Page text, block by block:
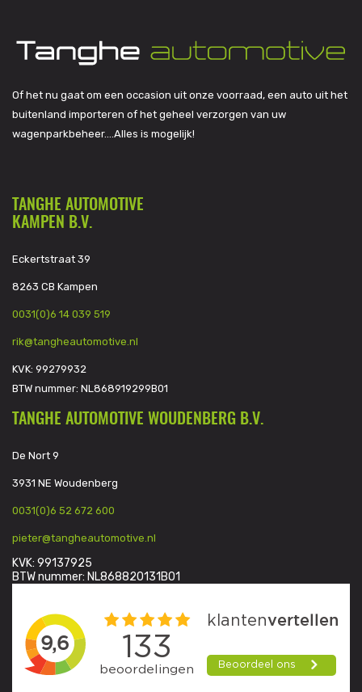
Of het nu gaat om een occasion uit onze voorraad, een auto uit het
buitenland importeren of het geheel verzorgen van uw
wagenparkbeheer….Alles is mogelijk!
TANGHE AUTOMOTIVE
KAMPEN B.V.
Eckertstraat 39
8263 CB Kampen
0031(0)6 14 039 519
rik@tangheautomotive.nl
KVK: 99279932
BTW nummer: NL868919299B01
TANGHE AUTOMOTIVE WOUDENBERG B.V.
De Nort 9
3931 NE Woudenberg
0031(0)6 52 672 600
pieter@tangheautomotive.nl
KVK: 99137925
BTW nummer: NL868820131B01